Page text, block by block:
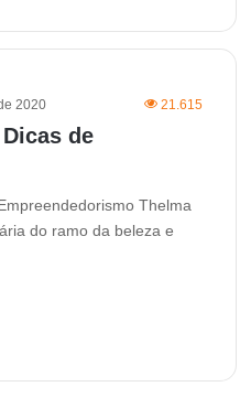
2020 21.615
de
Thelma
do ramo da beleza e